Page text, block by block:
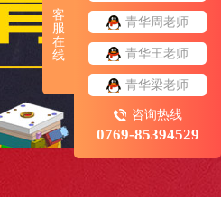
青华周老师
青华王老师
青华梁老师
咨询热线
0769-85394529
客
服
在
线